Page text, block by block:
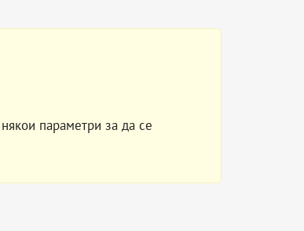
параметри за да се